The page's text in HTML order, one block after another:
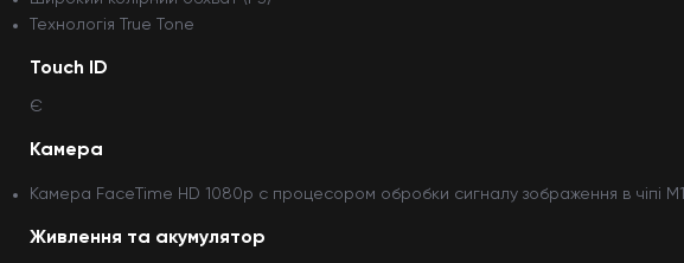
Технологія True Tone
Touch ID
Є
Камера
Камера FaceTime HD 1080p c процесором обробки сигналу зображення в чіпі M1
Живлення та акумулятор